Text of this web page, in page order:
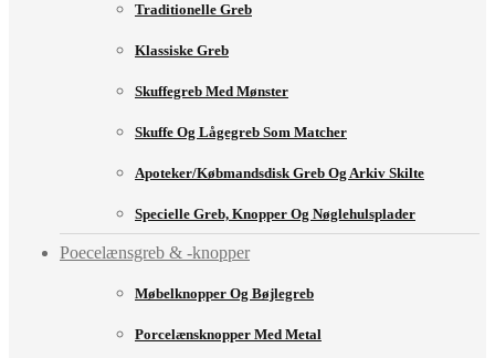
Traditionelle Greb
Klassiske Greb
Skuffegreb Med Mønster
Skuffe Og Lågegreb Som Matcher
Apoteker/købmandsdisk Greb Og Arkiv Skilte
Specielle Greb, Knopper Og Nøglehulsplader
Poecelænsgreb & -knopper
Møbelknopper Og Bøjlegreb
Porcelænsknopper Med Metal